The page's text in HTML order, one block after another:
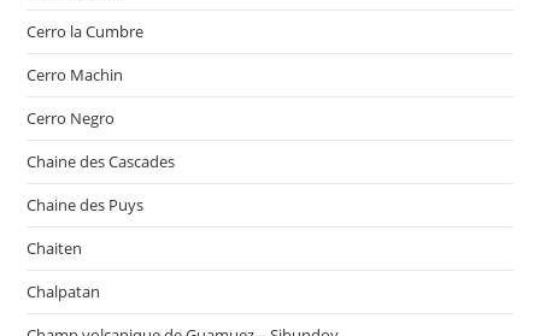
Cerro la Cumbre
Cerro Machin
Cerro Negro
Chaine des Cascades
Chaine des Puys
Chaiten
Chalpatan